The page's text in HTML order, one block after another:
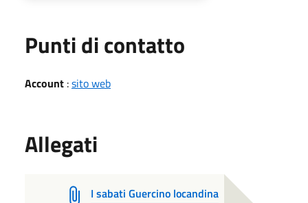
Punti di contatto
Account :sito web
Allegati
I sabati Guercino locandina